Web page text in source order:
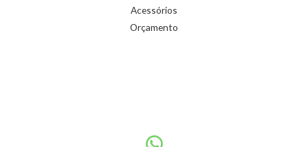
Acessórios
Orçamento